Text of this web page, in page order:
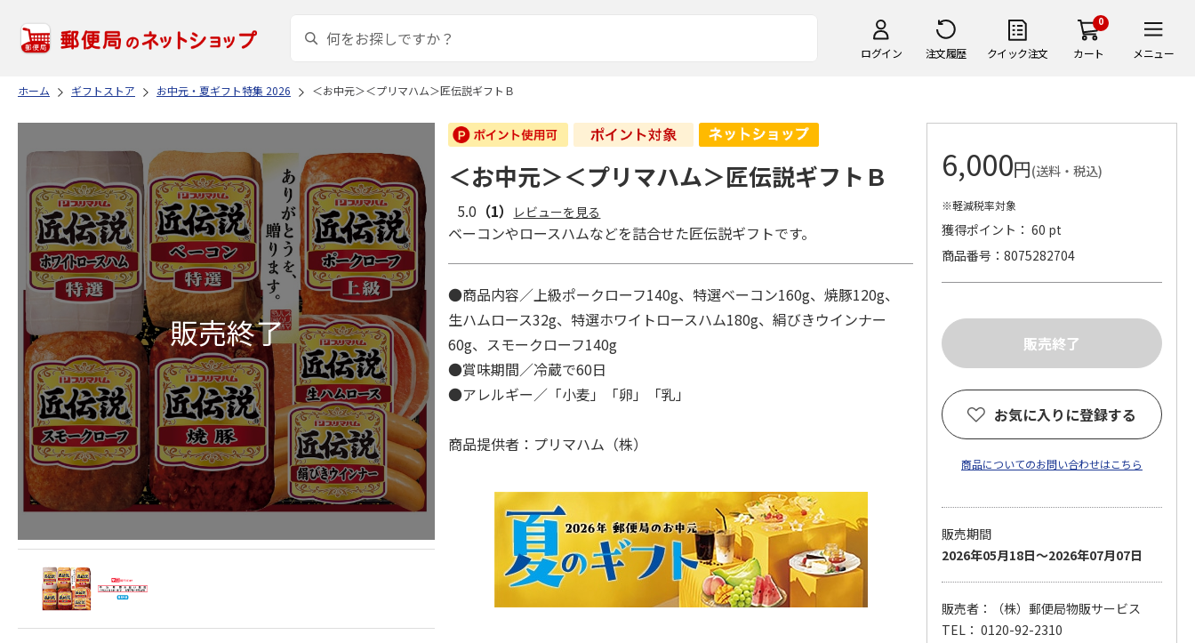
ログイン 注文履歴 クイック注文
0
カート メニュー
ホーム ギフトストア お中元・夏ギフト特集 2026 ＜お中元＞＜プリマハム＞匠伝説ギフトＢ
＜お中元＞＜プリマハム＞匠伝説ギフトＢ
5.0 （1） レビューを見る
ベーコンやロースハムなどを詰合せた匠伝説ギフトです。
●商品内容／上級ポークローフ140g、特選ベーコン160g、焼豚120g、
生ハムロース32g、特選ホワイトロースハム180g、絹びきウインナー
60g、スモークローフ140g
●賞味期間／冷蔵で60日
●アレルギー／「小麦」「卵」「乳」
商品提供者：プリマハム（株）
6,000円(送料・税込)
※軽減税率対象
獲得ポイント： 60 pt
商品番号
8075282704
お気に入りに登録する
商品についてのお問い合わせはこちら
販売期間
2026年05月18日～2026年07月07日
販売者：（株）郵便局物販サービス
TEL： 0120-92-2310